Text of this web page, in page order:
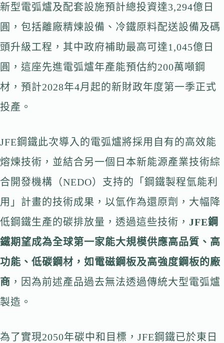
新型電弧爐及配套設施預計總投資達3,294億日
圓，包括離廠精煉設備、冷鐵原料配送設備及碼
頭升級工程，其中政府補助最高可達1,045億日
圓，這座先進電弧爐年產能預估約200萬噸鋼
材，預計2028年4月起的新財政年度第一季正式
投產。
JFE鋼鐵此次導入的電弧爐將採用自有的高效能
熔煉技術，並結合另一個日本新能源產業技術綜
合開發機構（NEDO）支持的「鋼鐵製程氫能利
用」計畫的技術成果，以氫作為還原劑，大幅降
低鋼鐵生產的碳排放量，透過這些技術， JFE鋼
鐵期望成為全球第一家能大規模供應高品質、高
功能、低碳鋼材，如電磁鋼板及高強度鋼板的廠
商 ，因為前述產品過去無法透過傳統大型電弧爐
製造。
為了實現2050年碳中和目標，JFE鋼鐵已於東日